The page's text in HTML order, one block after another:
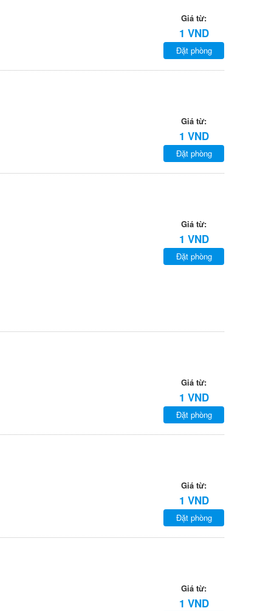
Giá từ:
1 VND
Đặt phòng
Giá từ:
1 VND
Đặt phòng
Giá từ:
1 VND
Đặt phòng
Giá từ:
1 VND
Đặt phòng
Giá từ:
1 VND
Đặt phòng
Giá từ:
1 VND